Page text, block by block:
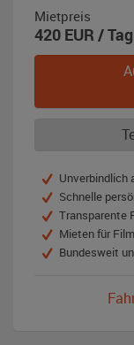
Mietpreis
420 EUR / Tag
Unverbindlich
Schnelle
Transparente
Mieten für
Bundesweit